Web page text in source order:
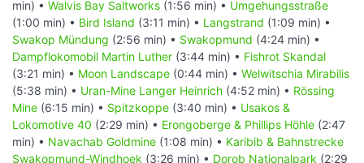
min) • Walvis Bay Saltworks (1:56 min) • Umgehungsstraße
(1:00 min) • Bird Island (3:11 min) • Langstrand (1:09 min) •
Swakop Mündung (2:56 min) • Swakopmund (4:24 min) •
Dampflokomobil Martin Luther (3:44 min) • Fishrot Skandal
(3:21 min) • Moon Landscape (0:44 min) • Welwitschia Mirabilis
(5:38 min) • Uran-Mine Langer Heinrich (4:52 min) • Rössing
Mine (6:15 min) • Spitzkoppe (3:40 min) • Usakos &
Lokomotive 40 (2:29 min) • Erongoberge & Phillips Höhle (2:47
min) • Navachab Goldmine (1:08 min) • Karibib & Bahnstrecke
Swakopmund-Windhoek (3:26 min) • Dorob Nationalpark (2:29